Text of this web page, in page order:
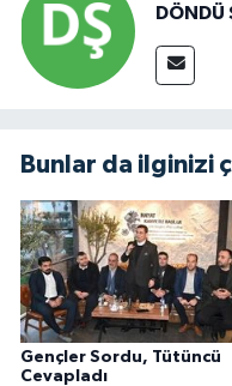
DÖNDÜ
Bunlar da ilginizi
Gençler Sordu, Tütüncü
Cevapladı